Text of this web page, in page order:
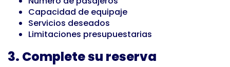
Capacidad de equipaje
Servicios deseados
Limitaciones presupuestarias
3. Complete su reserva